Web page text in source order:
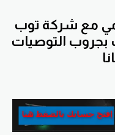
مع شركة توب
بجروب التوصيات